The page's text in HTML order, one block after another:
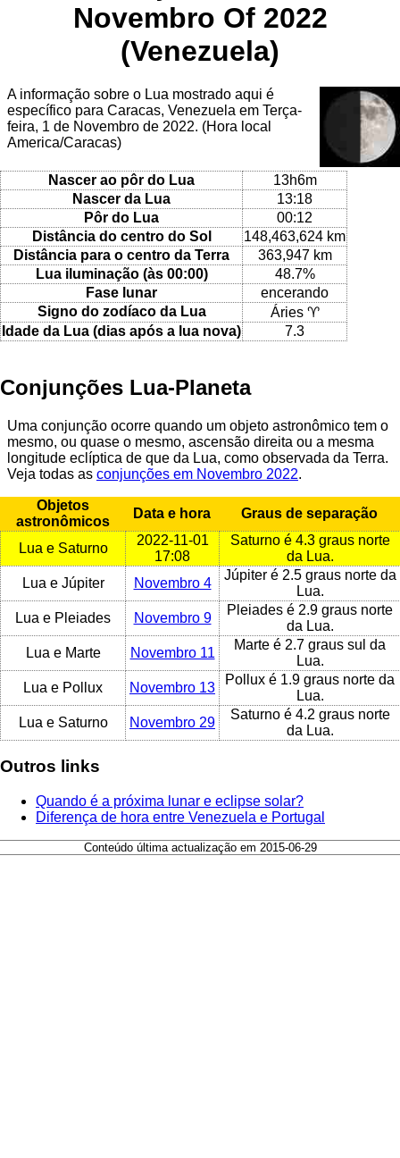
Novembro Of 2022
(Venezuela)
A informação sobre o Lua mostrado aqui é
específico para Caracas, Venezuela em Terça-
feira, 1 de Novembro de 2022. (Hora local
America/Caracas)
Nascer ao pôr do Lua
13h6m
Nascer da Lua
13:18
Pôr do Lua
00:12
Distância do centro do Sol
148,463,624 km
Distância para o centro da Terra
363,947 km
Lua iluminação (às 00:00)
48.7%
Fase lunar
encerando
Signo do zodíaco da Lua
Áries ♈
Idade da Lua (dias após a lua nova)
7.3
Conjunções Lua-Planeta
Uma conjunção ocorre quando um objeto astronômico tem o
mesmo, ou quase o mesmo, ascensão direita ou a mesma
longitude eclíptica de que da Lua, como observada da Terra.
Veja todas as conjunções em Novembro 2022.
Objetos
astronômicos
Data e hora Graus de separação
Lua e Saturno
2022-11-01
17:08
Saturno é 4.3 graus norte
da Lua.
Lua e Júpiter
Novembro 4
Júpiter é 2.5 graus norte da
Lua.
Lua e Pleiades
Novembro 9
Pleiades é 2.9 graus norte
da Lua.
Lua e Marte
Novembro 11
Marte é 2.7 graus sul da
Lua.
Lua e Pollux
Novembro 13
Pollux é 1.9 graus norte da
Lua.
Lua e Saturno
Novembro 29
Saturno é 4.2 graus norte
da Lua.
Outros links
Quando é a próxima lunar e eclipse solar?
Diferença de hora entre Venezuela e Portugal
Conteúdo última actualização em 2015-06-29